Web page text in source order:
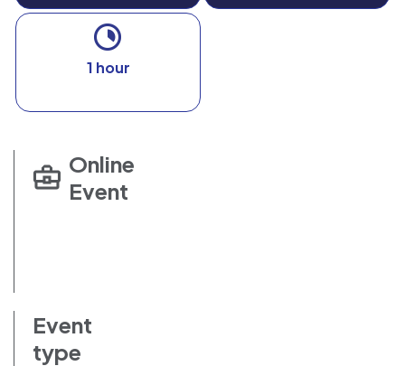
1 hour
Online
Event
Event
type